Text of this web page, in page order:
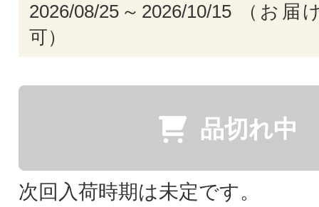
2026/08/25～2026/10/15 （お届
可）
品切れ中
次回入荷時期は未定です。